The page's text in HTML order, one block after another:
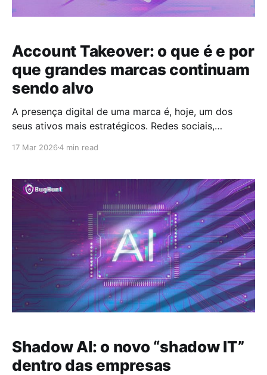
Account Takeover: o que é e por
que grandes marcas continuam
sendo alvo
A presença digital de uma marca é, hoje, um dos
seus ativos mais estratégicos. Redes sociais,
administrativos concentram audiência, dados e
comprometido, o impacto vai muito além de um post
indevido. É nesse contexto que o Account Takeover
17 Mar 20264 min read
Shadow AI: o novo “shadow IT”
dentro das empresas